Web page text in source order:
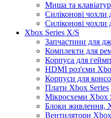
Миша та
Силіконові чохли
Силіконові чохли
Xbox Series X/S
Запчастини для
Комплекти для
Корпуса для
HDMI роз'єми
Корпуси для
Плати Xbox Series
Мікросхеми Xbox
Блоки живлення,
Вентилятори